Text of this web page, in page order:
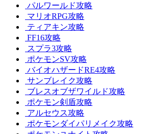
パルワールド攻略
マリオRPG攻略
ティアキン攻略
FF16攻略
スプラ3攻略
ポケモンSV攻略
バイオハザードRE4攻略
サンブレイク攻略
ブレスオブザワイルド攻略
ポケモン剣盾攻略
アルセウス攻略
ポケモンダイパリメイク攻略